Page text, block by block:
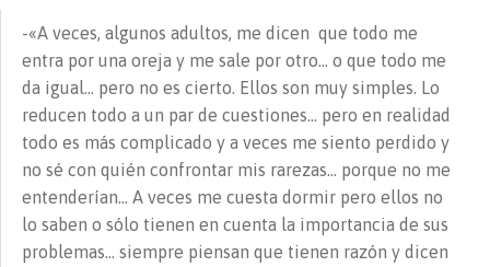
-«A veces, algunos adultos, me dicen que todo me
entra por una oreja y me sale por otro… o que todo me
da igual… pero no es cierto. Ellos son muy simples. Lo
reducen todo a un par de cuestiones… pero en realidad
todo es más complicado y a veces me siento perdido y
no sé con quién confrontar mis rarezas… porque no me
entenderían… A veces me cuesta dormir pero ellos no
lo saben o sólo tienen en cuenta la importancia de sus
problemas… siempre piensan que tienen razón y dicen